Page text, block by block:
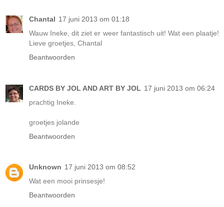
Chantal 17 juni 2013 om 01:18
Wauw Ineke, dit ziet er weer fantastisch uit! Wat een plaatje!
Lieve groetjes, Chantal
Beantwoorden
CARDS BY JOL AND ART BY JOL 17 juni 2013 om 06:24
prachtig Ineke.
groetjes jolande
Beantwoorden
Unknown 17 juni 2013 om 08:52
Wat een mooi prinsesje!
Beantwoorden